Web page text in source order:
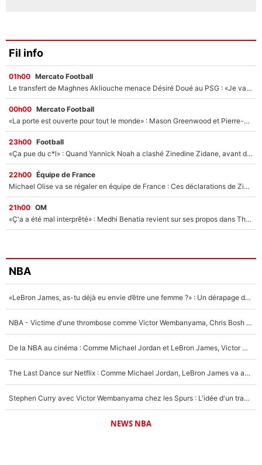
Fil info
01h00 Mercato Football
Le transfert de Maghnes Akliouche menace Désiré Doué au PSG : «Je valide à 200%»
00h00 Mercato Football
«La porte est ouverte pour tout le monde» : Mason Greenwood et Pierre-Emerick Aubameyang ont quitté l'OM, Amine Gouiri balance sur la suite du mercato et sur la réaction du vestiaire !
23h00 Football
«Ça pue du c*l» : Quand Yannick Noah a clashé Zinedine Zidane, avant de se faire recadrer par le nouveau sélectionneur de l'équipe de France !
22h00 Équipe de France
Michael Olise va se régaler en équipe de France : Ces déclarations de Zinedine Zidane qui prouvent qu'il va tout miser sur la star du Bayern Munich !
21h00 OM
«Ç'a a été mal interprêté» : Medhi Benatia revient sur ses propos dans The Bridge et précise ses conditions pour rejoindre le PSG !
NBA
«LeBron James, as-tu déjà eu envie d’être une femme ?» : Un dérapage de Donald Trump sur la superstar de la NBA refait surface
NBA - Victime d'une thrombose comme Victor Wembanyama, Chris Bosh prévient le Français des risques sur sa santé : «J’ai failli mourir sur le coup et j’ai été ramené à la vie»
De la NBA au cinéma : Comme Michael Jordan et LeBron James, Victor Wembanyama rêve d'une carrière d'acteur !
The Last Dance sur Netflix : Comme Michael Jordan, LeBron James va avoir le droit à sa série !
Stephen Curry avec Victor Wembanyama chez les Spurs : L'idée d'un trade historique est lancée en NBA !
NEWS NBA